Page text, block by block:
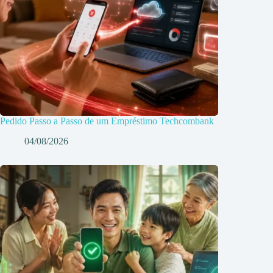
Pedido Passo a Passo de um Empréstimo Techcombank
04/08/2026